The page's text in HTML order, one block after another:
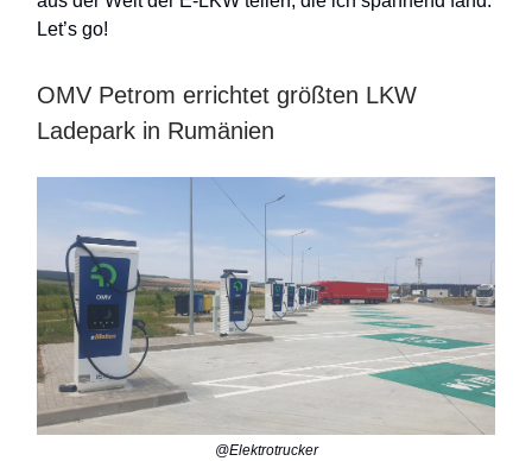
Let’s go!
OMV Petrom errichtet größten LKW
Ladepark in Rumänien
@Elektrotrucker